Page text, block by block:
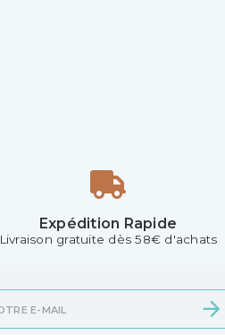
Expédition Rapide
Livraison gratuite dès 58€ d'achats